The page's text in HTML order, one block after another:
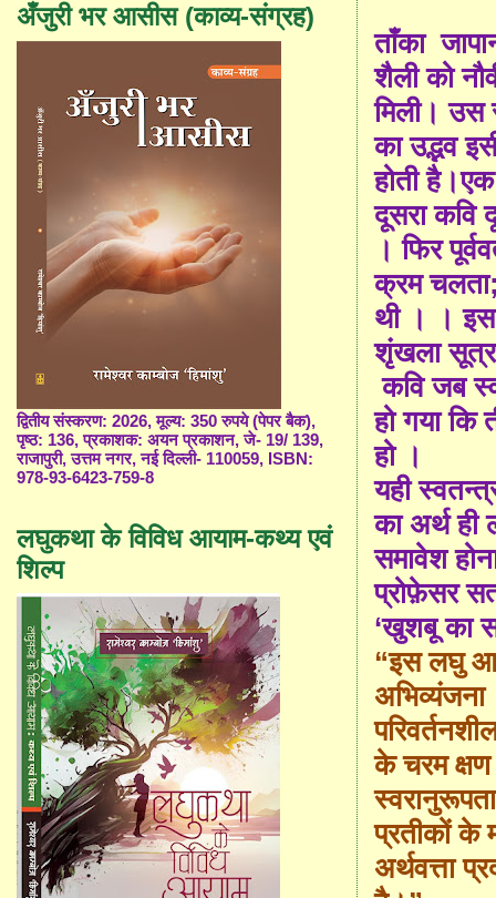
ताँका
शैली को
मिली। उस
का उद्भव
होती है।एक
दूसरा कवि
। फिर
क्रम चलता
थी । ।
शृंखला
कवि जब
हो गया कि
हो ।
यही
का अर्थ
समावेश
प्रोफ़ेसर
‘खुशबू का
“इस लघु
के चरम क्षण
स्वरानुरूपता
प्रतीकों के
अर्थवत्ता
अँजुरी भर आसीस (काव्य-संग्रह)
द्वितीय संस्करण: 2026, मूल्य: 350 रुपये (पेपर बैक),
पृष्ठ: 136, प्रकाशक: अयन प्रकाशन, जे- 19/ 139,
राजापुरी, उत्तम नगर, नई दिल्ली- 110059, ISBN:
978-93-6423-759-8
लघुकथा के विविध आयाम-कथ्य एवं
शिल्प